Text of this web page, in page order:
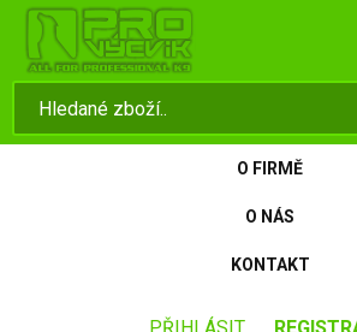
O FIRMĚ
O NÁS
KONTAKT